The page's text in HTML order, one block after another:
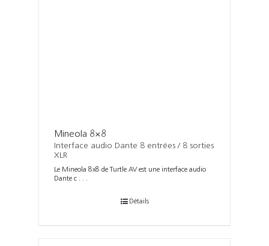
Mineola 8×8
Interface audio Dante 8 entrées / 8 sorties
XLR
Le Mineola 8x8 de Turtle AV est une interface audio
Dante c . . .
Détails